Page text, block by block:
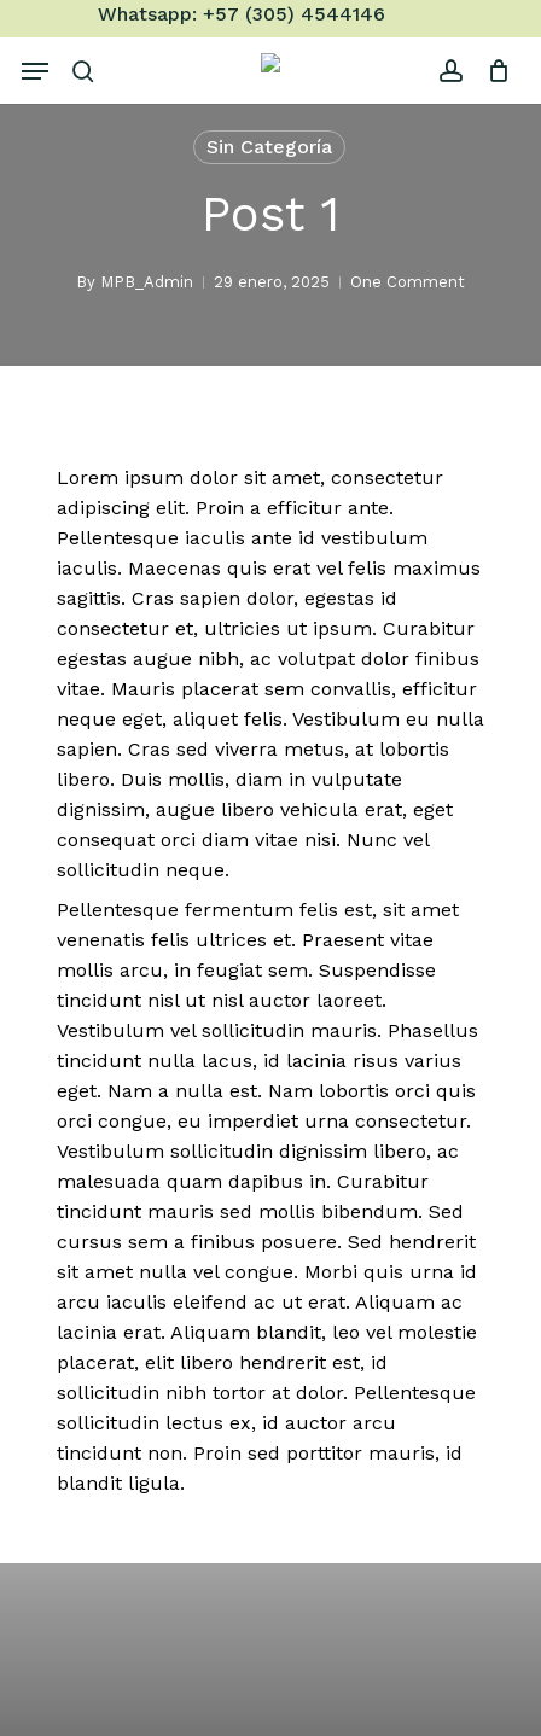
to
main
content
Whatsapp: +57 (305) 4544146
Menu
Sin Categoría
Post 1
By MPB_Admin 29 enero, 2025 One Comment
Lorem ipsum dolor sit amet, consectetur
adipiscing elit. Proin a efficitur ante.
Pellentesque iaculis ante id vestibulum
iaculis. Maecenas quis erat vel felis maximus
sagittis. Cras sapien dolor, egestas id
consectetur et, ultricies ut ipsum. Curabitur
egestas augue nibh, ac volutpat dolor finibus
vitae. Mauris placerat sem convallis, efficitur
neque eget, aliquet felis. Vestibulum eu nulla
sapien. Cras sed viverra metus, at lobortis
libero. Duis mollis, diam in vulputate
dignissim, augue libero vehicula erat, eget
consequat orci diam vitae nisi. Nunc vel
sollicitudin neque.
Pellentesque fermentum felis est, sit amet
venenatis felis ultrices et. Praesent vitae
mollis arcu, in feugiat sem. Suspendisse
tincidunt nisl ut nisl auctor laoreet.
Vestibulum vel sollicitudin mauris. Phasellus
tincidunt nulla lacus, id lacinia risus varius
eget. Nam a nulla est. Nam lobortis orci quis
orci congue, eu imperdiet urna consectetur.
Vestibulum sollicitudin dignissim libero, ac
malesuada quam dapibus in. Curabitur
tincidunt mauris sed mollis bibendum. Sed
cursus sem a finibus posuere. Sed hendrerit
sit amet nulla vel congue. Morbi quis urna id
arcu iaculis eleifend ac ut erat. Aliquam ac
lacinia erat. Aliquam blandit, leo vel molestie
placerat, elit libero hendrerit est, id
sollicitudin nibh tortor at dolor. Pellentesque
sollicitudin lectus ex, id auctor arcu
tincidunt non. Proin sed porttitor mauris, id
blandit ligula.